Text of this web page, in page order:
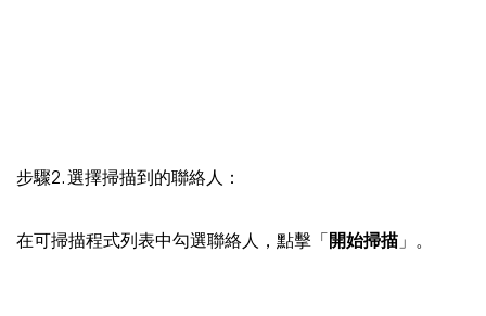
步驟2. 選擇掃描到的聯絡人：
在可掃描程式列表中勾選聯絡人，點擊「 開始掃描 」。